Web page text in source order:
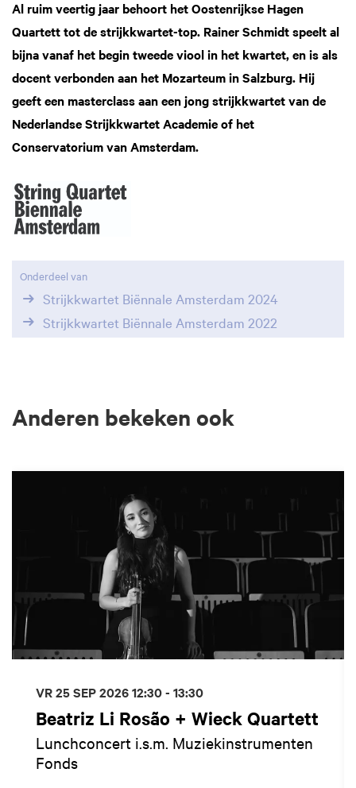
Al ruim veertig jaar behoort het Oostenrijkse Hagen
Quartett tot de strijkkwartet-top. Rainer Schmidt speelt al
bijna vanaf het begin tweede viool in het kwartet, en is als
docent verbonden aan het Mozarteum in Salzburg. Hij
geeft een masterclass aan een jong strijkkwartet van de
Nederlandse Strijkkwartet Academie of het
Conservatorium van Amsterdam.
Onderdeel van
Strijkkwartet Biënnale Amsterdam 2024
Strijkkwartet Biënnale Amsterdam 2022
Anderen bekeken ook
Beatriz Li Rosão + Wieck Quartett
Lunchconcert i.s.m. Muziekinstrumenten
Fonds
VR 25 SEP 202612:30 - 13:30